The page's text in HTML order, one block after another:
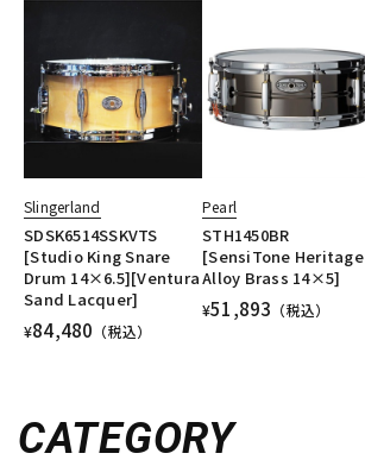
Slingerland
SDSK6514SSKVTS
[Studio King Snare
Drum 14×6.5][Ventura
Sand Lacquer]
¥84,480 （税込）
Pearl
STH1450BR
[SensiTone Heritage
Alloy Brass 14×5]
¥51,893 （税込）
CATEGORY